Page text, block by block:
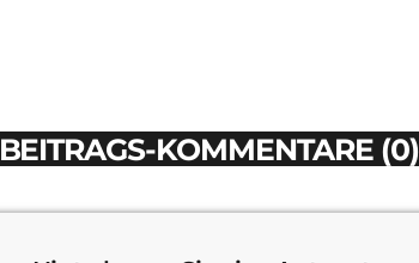
BEITRAGS-KOMMENTARE (0)